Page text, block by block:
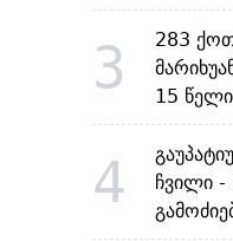
3
283
15 წელი
4
ჩვილი -